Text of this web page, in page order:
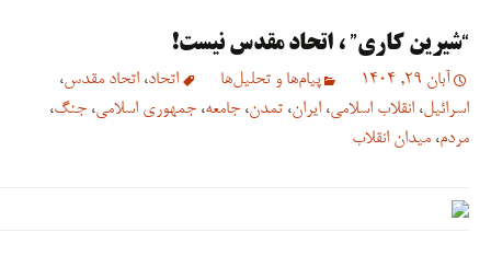
“شیرین کاری” ، اتحاد مقدس نیست!
آبان 29, 1404 پیام‌ها و تحلیل‌ها اتحاد، اتحاد مقدس،
اسرائیل، انقلاب اسلامی، ایران، تمدن، جامعه، جمهوری اسلامی، جنگ،
مردم، میدان انقلاب